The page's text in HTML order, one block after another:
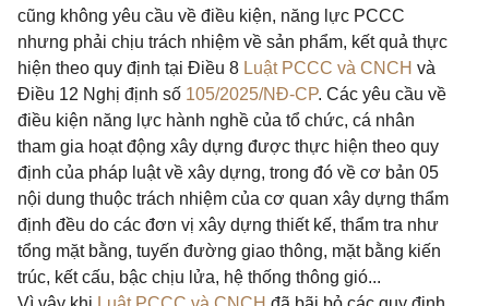
cũng không yêu cầu về điều kiện, năng lực PCCC
nhưng phải chịu trách nhiệm về sản phẩm, kết quả thực
hiện theo quy định tại Điều 8 Luật PCCC và CNCH và
Điều 12 Nghị định số 105/2025/NĐ-CP. Các yêu cầu về
điều kiện năng lực hành nghề của tổ chức, cá nhân
tham gia hoạt động xây dựng được thực hiện theo quy
định của pháp luật về xây dựng, trong đó về cơ bản 05
nội dung thuộc trách nhiệm của cơ quan xây dựng thẩm
định đều do các đơn vị xây dựng thiết kế, thẩm tra như
tổng mặt bằng, tuyến đường giao thông, mặt bằng kiến
trúc, kết cấu, bậc chịu lửa, hệ thống thông gió...